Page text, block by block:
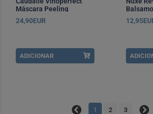
Máscara Peeling
Glicólica 75 ml
24,90EUR
ADICIONAR
1 2 3